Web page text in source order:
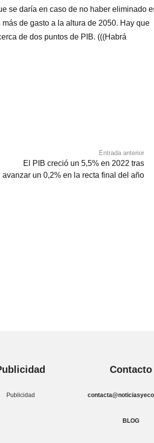
se daría en caso de no haber eliminado
de gasto a la altura de 2050. Hay que
de dos puntos de PIB. (((Habrá
Entrada anterior
El PIB creció un 5,5% en 2022 tras
avanzar un 0,2% en la recta final del año
Publicidad
Contacto
BLOG